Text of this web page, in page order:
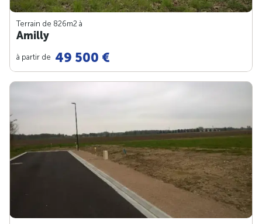
Terrain de 826m2 à
Amilly
à partir de 49 500 €